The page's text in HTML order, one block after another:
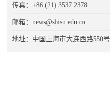
传真：+86 (21) 3537 2378
邮箱：news@shisu.edu.cn
地址：中国上海市大连西路550号